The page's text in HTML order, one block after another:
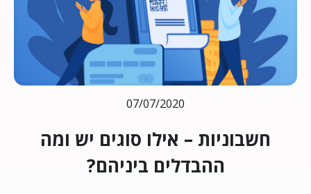
07/07/2020
חשבוניות – אילו סוגים יש ומה
ההבדלים ביניהם?